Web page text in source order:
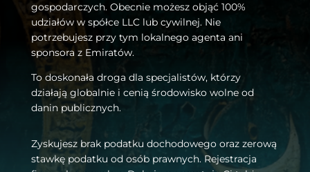
gospodarczych. Obecnie możesz objąć 100%
udziałów w spółce LLC lub cywilnej. Nie
potrzebujesz przy tym lokalnego agenta ani
sponsora z Emiratów.
To doskonała droga dla specjalistów, którzy
działają globalnie i cenią środowisko wolne od
danin publicznych.
Zyskujesz brak podatku dochodowego oraz zerową
stawkę podatku od osób prawnych. Rejestracja